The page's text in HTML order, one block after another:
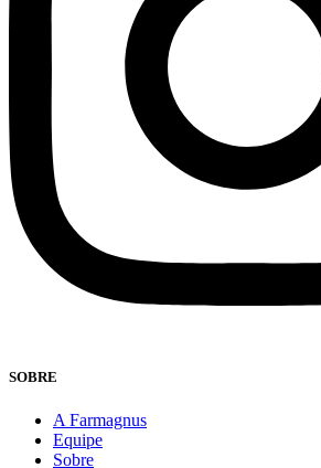
SOBRE
A Farmagnus
Equipe
Sobre